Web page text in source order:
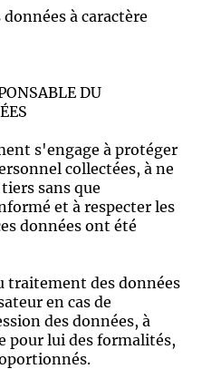
à caractère
DU
s'engage à protéger
collectées, à ne
sans que
et à respecter les
données ont été
traitement des données
en cas de
des données, à
pour lui des formalités,